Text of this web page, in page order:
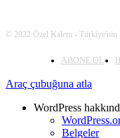
© 2022 Özel Kalem - Türkiye'nin
ABONE OL
Araç çubuğuna atla
WordPress
Belgeler